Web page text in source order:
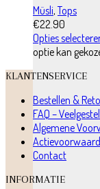
Müsli,Tops
€22.90
Opties
optie kan
KLANTENSERVICE
Bestellen &
FAQ –
Algemene
Contact
INFORMATIE